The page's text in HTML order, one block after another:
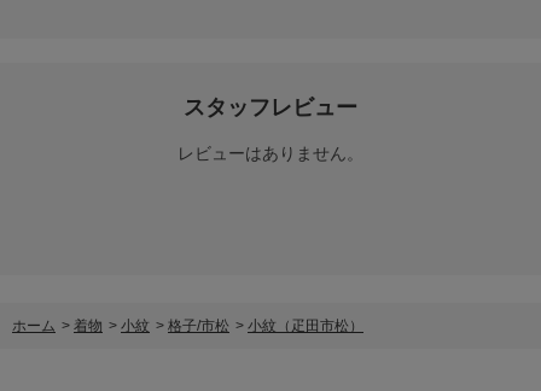
スタッフレビュー
レビューはありません。
ホーム > 着物 > 小紋 > 格子/市松 > 小紋（疋田市松）